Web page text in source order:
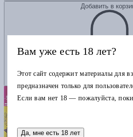
Добавить в
Вам уже есть 18 лет?
Этот сайт содержит материалы для
предназначен только для
Если вам нет 18 — пожалуйста,
Да, мне есть 18 лет